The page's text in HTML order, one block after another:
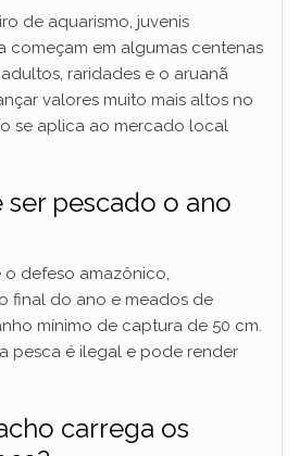
de aquarismo, juvenis
começam em algumas centenas
raridades e o aruanã
valores muito mais altos no
se aplica ao mercado local
pescado o ano
o defeso amazônico,
final do ano e meados de
mínimo de captura de 50 cm.
pesca é ilegal e pode render
carrega os